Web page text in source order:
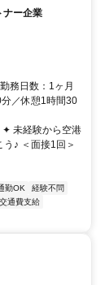
ー企業
務日数：1ヶ月
／休憩1時間30
経験から空港
♪ ＜面接1回＞
勤OK
経験不問
交通費支給